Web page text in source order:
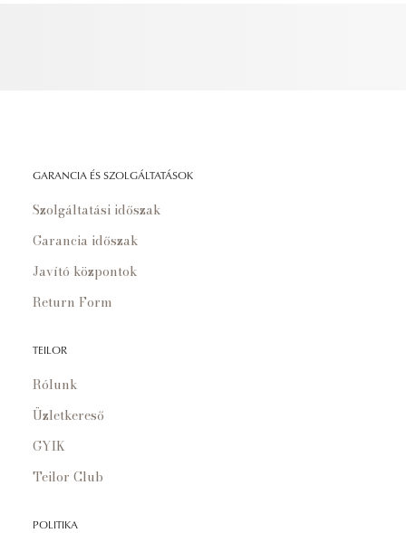
GARANCIA ÉS SZOLGÁLTATÁSOK
Szolgáltatási időszak
Garancia időszak
Javító központok
Return Form
TEILOR
Rólunk
Üzletkereső
GYIK
Teilor Club
POLITIKA